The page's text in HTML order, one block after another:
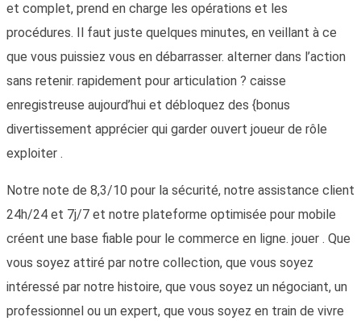
et complet, prend en charge les opérations et les
procédures. Il faut juste quelques minutes, en veillant à ce
que vous puissiez vous en débarrasser. alterner dans l’action
sans retenir. rapidement pour articulation ? caisse
enregistreuse aujourd’hui et débloquez des {bonus
divertissement apprécier qui garder ouvert joueur de rôle
exploiter .
Notre note de 8,3/10 pour la sécurité, notre assistance client
24h/24 et 7j/7 et notre plateforme optimisée pour mobile
créent une base fiable pour le commerce en ligne. jouer . Que
vous soyez attiré par notre collection, que vous soyez
intéressé par notre histoire, que vous soyez un négociant, un
professionnel ou un expert, que vous soyez en train de vivre